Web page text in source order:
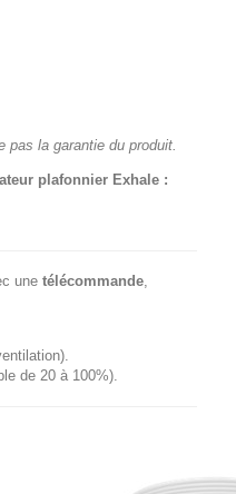
pas la garantie du produit.
plafonnier Exhale :
une télécommande,
de 20 à 100%).